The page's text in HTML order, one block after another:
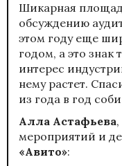
Шикарная
обсуждению
этом году еще
годом, а это знак
интерес
нему растет.
из года в год
Алла Астафьева
мероприятий и
«Авито»: